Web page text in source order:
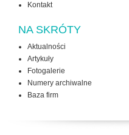
Kontakt
NA SKRÓTY
Aktualności
Artykuły
Fotogalerie
Numery archiwalne
Baza firm